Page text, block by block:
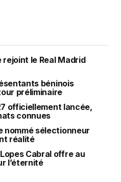
rejoint le Real Madrid
béninois
préliminaire
officiellement lancée,
connues
nommé sélectionneur
réalité
Cabral offre au
l’éternité